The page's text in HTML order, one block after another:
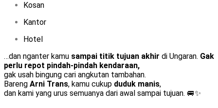
Kosan
Kantor
Hotel
…dan nganter kamu sampai titik tujuan akhir di Ungaran. Gak
perlu repot pindah-pindah kendaraan,
gak usah bingung cari angkutan tambahan.
Bareng Arni Trans, kamu cukup duduk manis,
dan kami yang urus semuanya dari awal sampai tujuan. 🚐✨